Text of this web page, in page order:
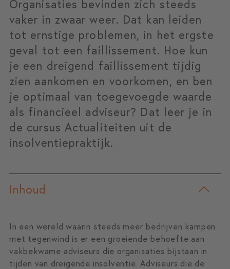
Organisaties bevinden zich steeds
vaker in zwaar weer. Dat kan leiden
tot ernstige problemen, in het ergste
geval tot een faillissement. Hoe kun
je een dreigend faillissement tijdig
zien aankomen en voorkomen, en ben
je optimaal van toegevoegde waarde
als financieel adviseur? Dat leer je in
de cursus Actualiteiten uit de
insolventiepraktijk.
Inhoud
In een wereld waarin steeds meer bedrijven kampen
met tegenwind is er een groeiende behoefte aan
vakbekwame adviseurs die organisaties bijstaan in
tijden van dreigende insolventie. Adviseurs die de